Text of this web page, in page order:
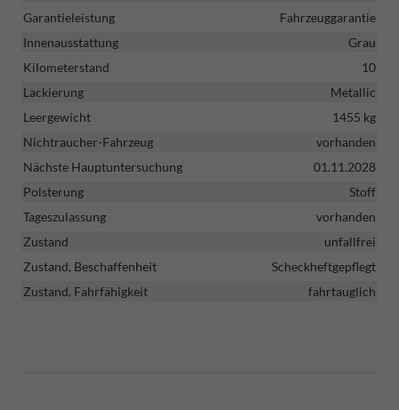
Garantieleistung
Fahrzeuggarantie
Innenausstattung
Grau
Kilometerstand
10
Lackierung
Metallic
Leergewicht
1455 kg
Nichtraucher-Fahrzeug
vorhanden
Nächste Hauptuntersuchung
01.11.2028
Polsterung
Stoff
Tageszulassung
vorhanden
Zustand
unfallfrei
Zustand, Beschaffenheit
Scheckheftgepflegt
Zustand, Fahrfähigkeit
fahrtauglich